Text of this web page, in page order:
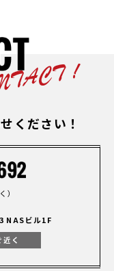
ください！
）
NASビル1F
く